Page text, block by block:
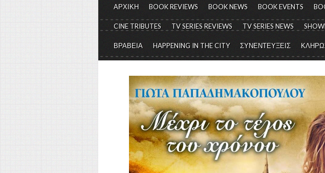
ΑΡΧΙΚΗ BOOK REVIEWS BOOK NEWS BOOK EVENTS
CINE TRIBUTES TV SERIES REVIEWS TV SERIES NEWS
ΒΡΑΒΕΙΑ HAPPENING IN THE CITY ΣΥΝΕΝΤΕΥΞΕΙΣ